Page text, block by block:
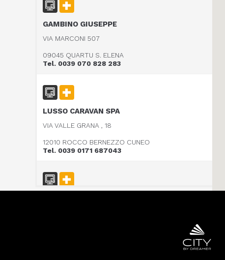
GAMBINO GIUSEPPE
VIA MARCONI 507
09045 QUARTU S. ELENA
Tel. 0039 070 828 283
LUSSO CARAVAN SPA
VIA VALLE GRANA , 18
12010 ROCCO BERNEZZO CUNEO
Tel. 0039 0171 687043